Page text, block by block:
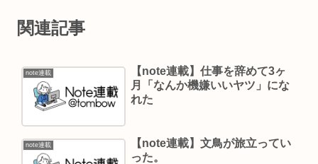
関連記事
note連載
【note連載】仕事を辞めて3ヶ
月「なんか機嫌いいヤツ」にな
れた
note連載
【note連載】文鳥が旅立ってい
った。